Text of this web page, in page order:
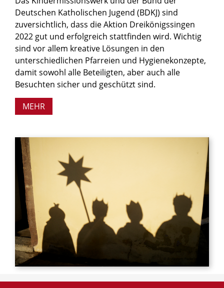
Deutschen Katholischen Jugend (BDKJ) sind
zuversichtlich, dass die Aktion Dreikönigssingen
2022 gut und erfolgreich stattfinden wird. Wichtig
sind vor allem kreative Lösungen in den
unterschiedlichen Pfarreien und Hygienekonzepte,
damit sowohl alle Beteiligten, aber auch alle
Besuchten sicher und geschützt sind.
MEHR